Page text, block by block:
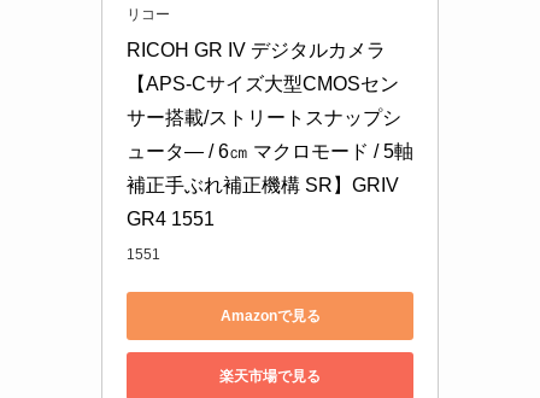
リコー
RICOH GR IV デジタルカメラ
【APS-Cサイズ大型CMOSセン
サー搭載/ストリートスナップシ
ュータ― / 6㎝ マクロモード / 5軸
補正手ぶれ補正機構 SR】GRIV
GR4 1551
1551
Amazonで見る
楽天市場で見る